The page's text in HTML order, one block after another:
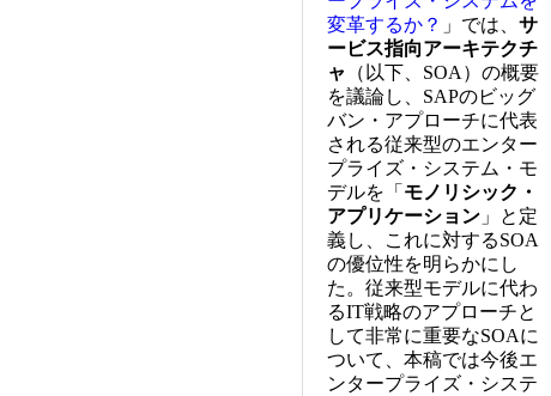
変革するか？ 」では、 サ
ービス指向アーキテクチ
ャ
（以下、SOA）の概要
を議論し、SAPのビッグ
バン・アプローチに代表
される従来型のエンター
プライズ・システム・モ
デルを「 モノリシック・
アプリケーション 」と定
義し、これに対するSOA
の優位性を明らかにし
た。従来型モデルに代わ
るIT戦略のアプローチと
して非常に重要なSOAに
ついて、本稿では今後エ
ンタープライズ・システ